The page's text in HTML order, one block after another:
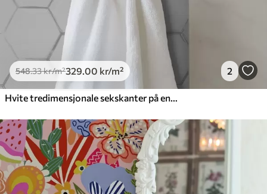
548.33kr/m²329.00 kr/m² 2
Hvite tredimensjonale sekskanter på en glatt bakgrunn